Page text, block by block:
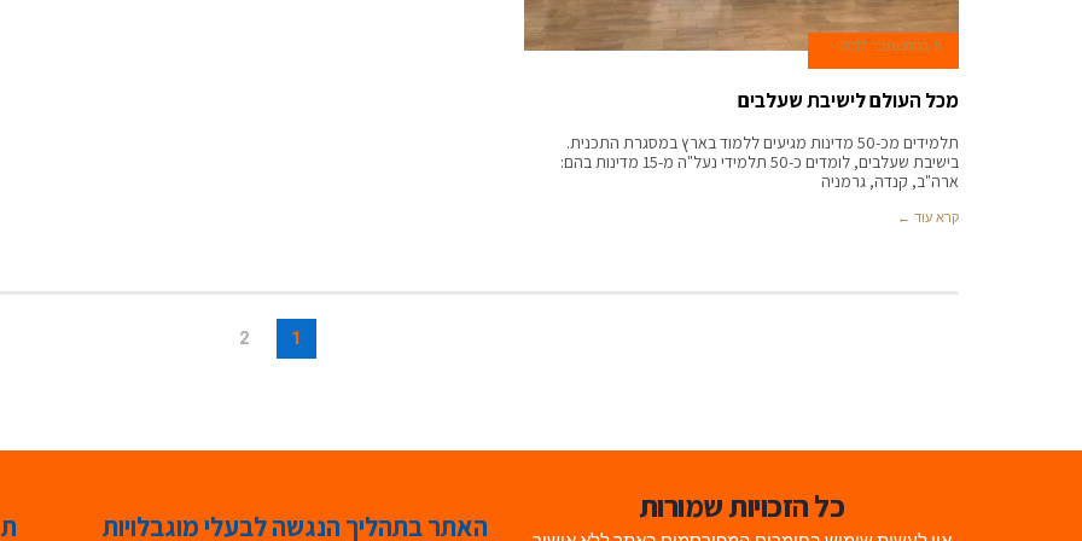
5 בספטמבר 2017
מכל העולם לישיבת שעלבים
תלמידים מכ-50 מדינות מגיעים ללמוד בארץ במסגרת התכנית.
בישיבת שעלבים, לומדים כ-50 תלמידי נעל"ה מ-15 מדינות בהם:
ארה"ב, קנדה, גרמניה
קרא עוד ←
1
2
כל הזכויות שמורות
האתר בתהליך הנגשה לבעלי מוגבלויות